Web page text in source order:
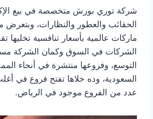
شركة توري بورش متخصصة في بيع
الحقائب والعطور والنظارات، وبتعرض
ماركات عالمية بأسعار تنافسية تخليها
الشركات في السوق وكمان الشركة
التوسع، وفروعها منتشرة في أنحاء
السعودية، وده خلاها تفتح فروع في
عدد من الفروع موجود في الرياض.